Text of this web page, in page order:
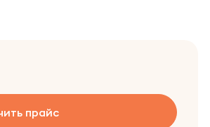
прайс